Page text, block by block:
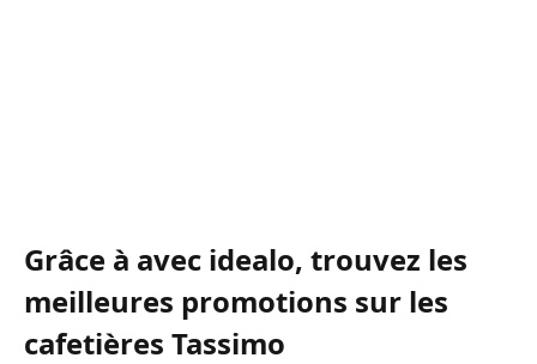
Grâce à avec idealo, trouvez les
meilleures promotions sur les
cafetières Tassimo